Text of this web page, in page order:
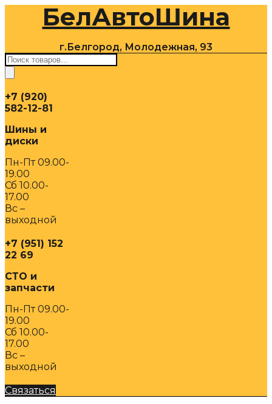
содержимомуБелАвтоШина
г.Белгород, Молодежная, 93
Поиск
товаров
+7 (920)
582-12-81
Шины и
диски
Пн-Пт 09.00-
19.00
Сб 10.00-
17.00
Вс –
выходной
+7 (951) 152
22 69
СТО и
запчасти
Пн-Пт 09.00-
19.00
Сб 10.00-
17.00
Вс –
выходной
Связаться